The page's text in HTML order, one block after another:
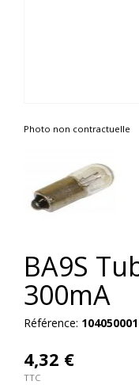
Photo non contractuelle
BA9S
300mA
Référence:
4,32 €
TTC